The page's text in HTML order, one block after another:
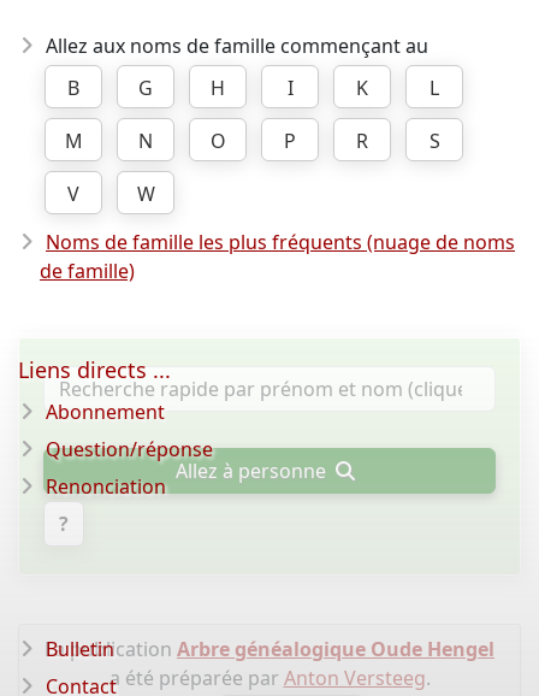
Allez aux noms de famille commençant au
B
G H I K
L
M
N O P R
S
V
W
Noms de famille les plus fréquents (nuage de noms
de famille)
Allez à personne
?
La publication Arbre généalogique Oude Hengel
a été préparée par Anton Versteeg.
Liens directs ...
Abonnement
Question/réponse
Renonciation
Bulletin
Contact